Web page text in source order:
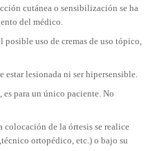
cutánea o sensibilización se ha
del médico.
uso de cremas de uso tópico,
estar lesionada ni ser hipersensible.
para un único paciente. No
colocación de la órtesis se realice
ortopédico, etc.) o bajo su